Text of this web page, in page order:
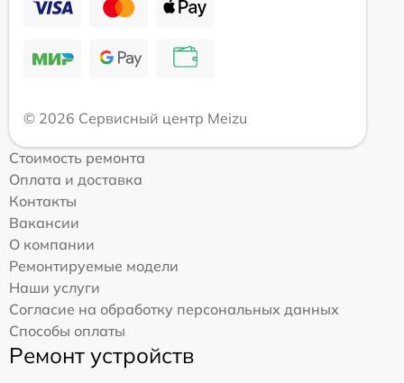
© 2026 Сервисный центр Meizu
Стоимость ремонта
Оплата и доставка
Контакты
Вакансии
О компании
Ремонтируемые модели
Наши услуги
Согласие на обработку персональных данных
Способы оплаты
Ремонт устройств